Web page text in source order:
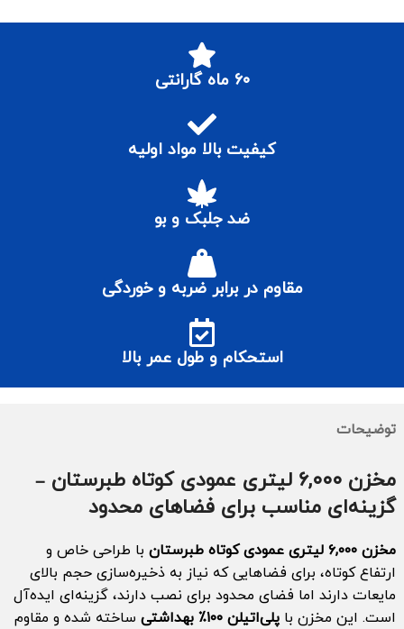
۶۰ ماه گارانتی
کیفیت بالا مواد اولیه
ضد جلبک و بو
مقاوم در برابر ضربه و خوردگی
استحکام و طول عمر بالا
توضیحات
مخزن ۶,۰۰۰ لیتری عمودی کوتاه طبرستان –
گزینه‌ای مناسب برای فضاهای محدود
مخزن ۶,۰۰۰ لیتری عمودی کوتاه طبرستان
با طراحی خاص و
ارتفاع کوتاه، برای فضاهایی که نیاز به ذخیره‌سازی حجم بالای
مایعات دارند اما فضای محدود برای نصب دارند، گزینه‌ای ایده‌آل
است. این مخزن با پلی‌اتیلن ۱۰۰٪ بهداشتی
ساخته شده و مقاوم